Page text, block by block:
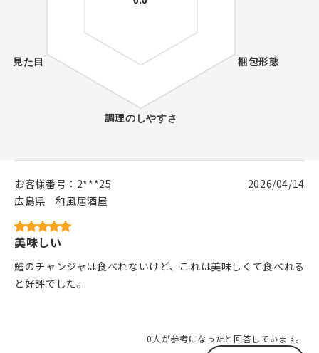
お客様番号： 2***25
広島県
和風居酒屋
2026/04/14
美味しい
鱈のチャンジャは食べれないけど、これは美味しくて食べれる
と好評でした。
0人が参考になったと回答しています。